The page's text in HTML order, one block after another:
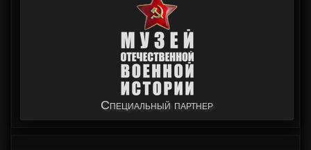
Специальный партнер